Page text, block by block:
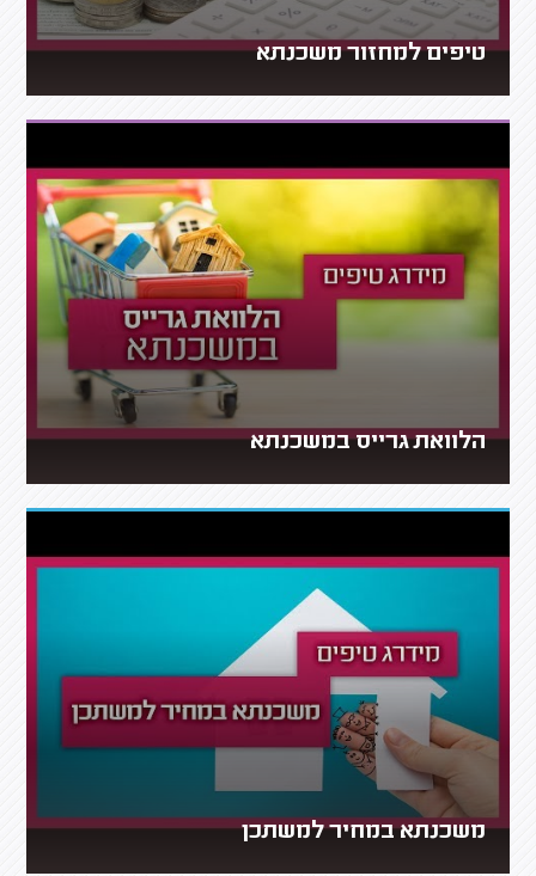
טיפים למחזור משכנתא
הלוואת גרייס במשכנתא
משכנתא במחיר למשתכן